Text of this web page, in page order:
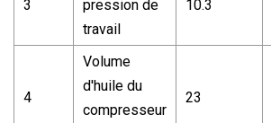
3
pression de
travail
10.3
4
Volume
d'huile du
compresseur
23